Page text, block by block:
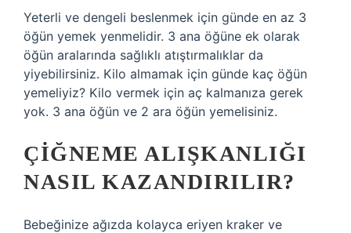
Yeterli ve dengeli beslenmek için günde en az 3
öğün yemek yenmelidir. 3 ana öğüne ek olarak
öğün aralarında sağlıklı atıştırmalıklar da
yiyebilirsiniz. Kilo almamak için günde kaç öğün
yemeliyiz? Kilo vermek için aç kalmanıza gerek
yok. 3 ana öğün ve 2 ara öğün yemelisiniz.
ÇIĞNEME ALIŞKANLIĞI
NASIL KAZANDIRILIR?
Bebeğinize ağızda kolayca eriyen kraker ve